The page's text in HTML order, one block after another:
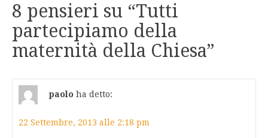
8 pensieri su “Tutti
partecipiamo della
maternità della Chiesa”
paolo ha detto:
22 Settembre, 2013 alle 2:18 pm